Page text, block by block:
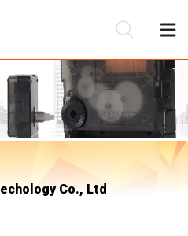
Co., Ltd